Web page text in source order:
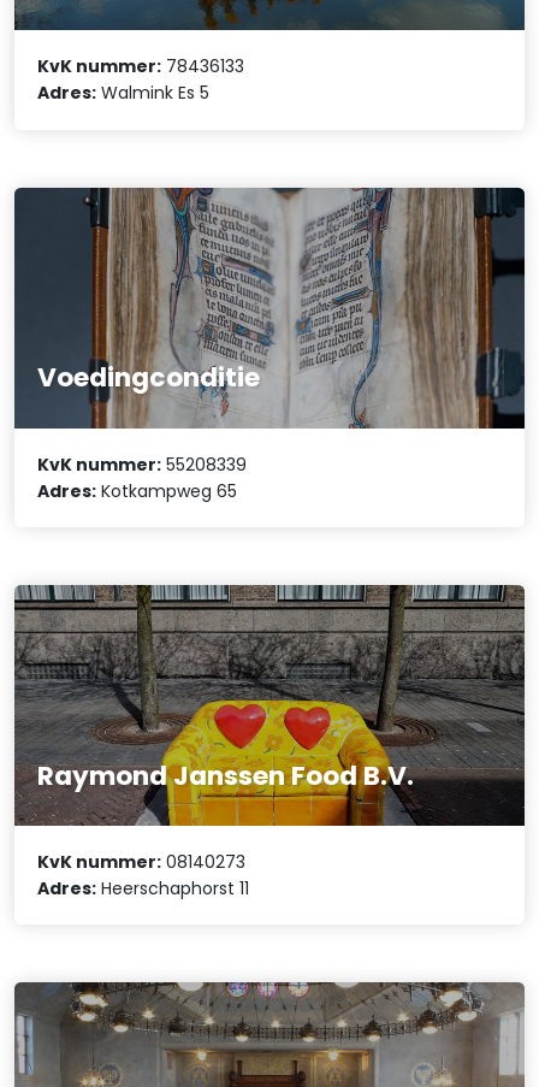
KvK nummer: 78436133
Adres: Walmink Es 5
Voedingconditie
KvK nummer: 55208339
Adres: Kotkampweg 65
Raymond Janssen Food B.V.
KvK nummer: 08140273
Adres: Heerschaphorst 11